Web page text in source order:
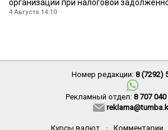
организаций при налоговой
4 Августа 14:10
Номер редакции: 8 (7292)
Рекламный отдел: 8 707 040
Курсы валют · Комментарии